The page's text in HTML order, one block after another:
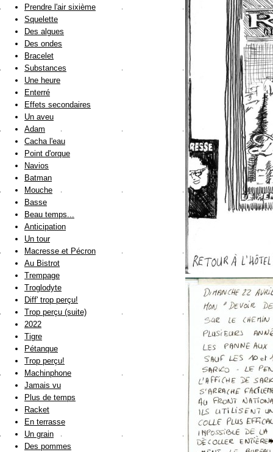
Prendre l'air sixième
Squelette
Des algues
Des ondes
Bracelet
Substances
Une heure
Enterré
Effets secondaires
Un aveu
Adam
Cacha l'eau
Point d'orque
Navios
Batman
Mouche
Basse
Beau temps...
Anticipation
Un tour
Macresse et Pécron
Au Bistrot
Trempage
Troglodyte
Diff' trop perçu!
Trop perçu (suite)
2022
Tigre
Pétanque
Trop perçu!
Machinphone
Jamais vu
Plus de temps
Racket
En terrasse
Un grain
Des pommes